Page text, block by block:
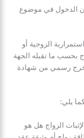
دون الدخول في موضوع
الزوجية أو
بحسب ما تقبله الجهة
رسمي من شهادة
يلي:
الزواج هل هو